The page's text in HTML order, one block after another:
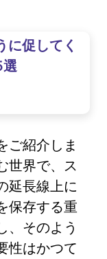
に促してく
選
ご紹介しま
世界で、ス
延長線上に
保存する重
、そのよう
性はかつて